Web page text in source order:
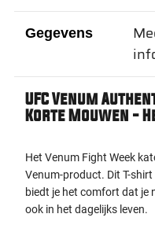
Gegevens
UFC Venum
Korte Mouwen -
Het Venum Fight Week
Venum-product. Dit T-
biedt je het comfort dat je
ook in het dagelijks leven.